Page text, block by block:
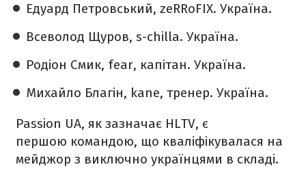
Едуард Петровський, zeRRoFIX. Україна.
Всеволод Щуров, s-chilla. Україна.
Родіон Смик, fear, капітан. Україна.
Михайло Благін, kane, тренер. Україна.
Passion UA, як зазначає HLTV, є
першою командою, що кваліфікувалася на
мейджор з виключно українцями в складі.